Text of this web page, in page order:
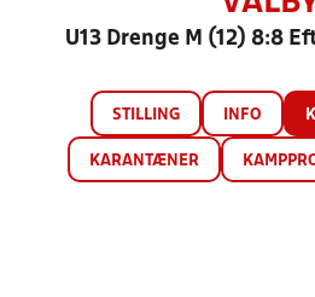
U13 Drenge M (12) 8:8
STILLING INFO
KARANTÆNER